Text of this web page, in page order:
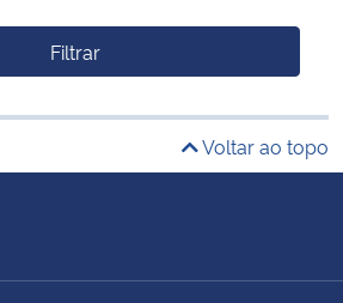
Filtrar
Voltar ao topo